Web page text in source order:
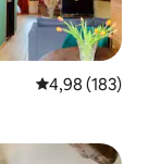
Gemiddelde
4,98 (183)